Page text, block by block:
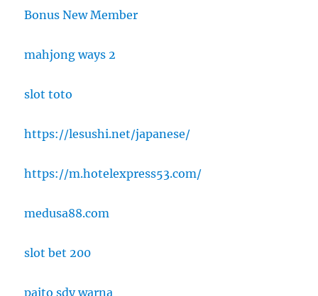
Bonus New Member
mahjong ways 2
slot toto
https://lesushi.net/japanese/
https://m.hotelexpress53.com/
medusa88.com
slot bet 200
paito sdy warna